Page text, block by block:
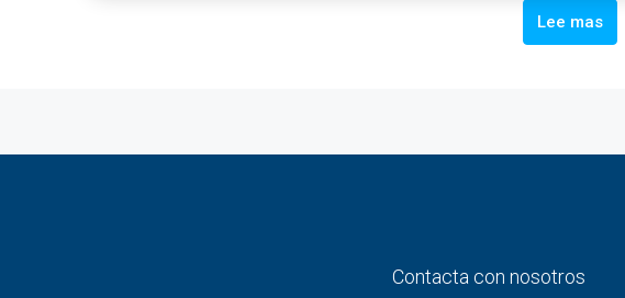
Lee mas
Contacta con nosotros